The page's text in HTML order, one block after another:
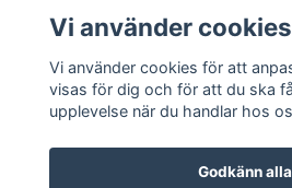
Vi använder cookies
Vi använder cookies för att
visas för dig och för att du ska
upplevelse när du handlar hos
Godkänn alla